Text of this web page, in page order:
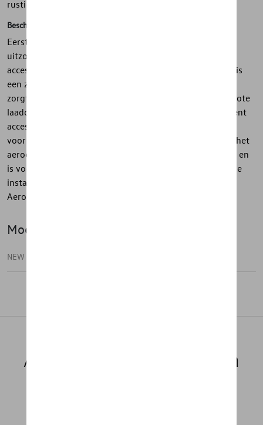
rustige rit
Beschrijving
Eersteklas aerodynamische draagstangen voor een
uitzonderlijk rustige rit en makkelijke bevestiging van
accessoires. Verpakking van 2 stuks. Thule WingBar Evo is
een zeer flexibel, aerodynamisch dakdragersysteem dat
zorgt voor een uitzonderlijk rustige rit. Dankzij de het grote
laadoppervlak is hij compatibel met een groot assortiment
accessoires en dragers. De Thule WingBar Evo zorgt ook
voor minimaal geluid en laag brandstofverbruik dankzij het
aerodynamische design. Hij kan veilig tot 100 kg dragen en
is voorzien van een ingebouwd T-profiel voor eenvoudige
installatie van bagage- of sportartikelendragers.
Aerodynamisch en geruisloos.
Model(len)
NEW GOLF VARIANT
Aanbevolen producten